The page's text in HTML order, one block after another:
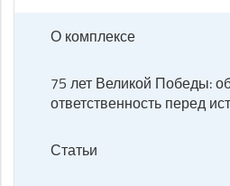
О комплексе
75 лет Великой Победы:
ответственность перед
Статьи